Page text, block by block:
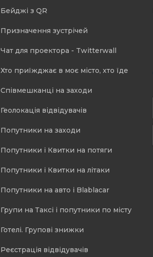
Бейджі з QR
Призначення зустрічей
Чат для проектора - Twitterwall
Хто приїжджає в моє місто, хто їде
Співмешканці на заходи
Геолокація відвідувачів
Попутники на заходи
Попутники і Квитки на потяги
Попутники і Квитки на літаки
Попутники на авто і Blablacar
Групи на Таксі і попутники по місту
Готелі. Групові знижки
Реєстрація відвідувачів